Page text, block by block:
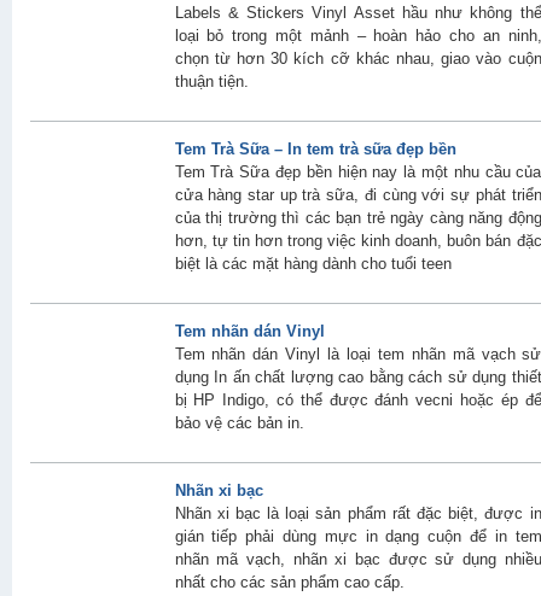
Labels & Stickers Vinyl Asset hầu như không thể
loại bỏ trong một mảnh – hoàn hảo cho an ninh,
chọn từ hơn 30 kích cỡ khác nhau, giao vào cuộn
thuận tiện.
Tem Trà Sữa – In tem trà sữa đẹp bền
Tem Trà Sữa đẹp bền hiện nay là một nhu cầu của
cửa hàng star up trà sữa, đi cùng với sự phát triển
của thị trường thì các bạn trẻ ngày càng năng động
hơn, tự tin hơn trong việc kinh doanh, buôn bán đặc
biệt là các mặt hàng dành cho tuổi teen
Tem nhãn dán Vinyl
Tem nhãn dán Vinyl là loại tem nhãn mã vạch sử
dụng In ấn chất lượng cao bằng cách sử dụng thiết
bị HP Indigo, có thể được đánh vecni hoặc ép để
bảo vệ các bản in.
Nhãn xi bạc
Nhãn xi bạc là loại sản phẩm rất đặc biệt, được in
gián tiếp phải dùng mực in dạng cuộn để in tem
nhãn mã vạch, nhãn xi bạc được sử dụng nhiều
nhất cho các sản phẩm cao cấp.